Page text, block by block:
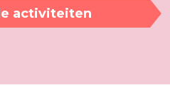
activiteiten